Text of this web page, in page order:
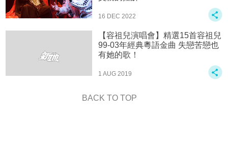
16 DEC 2022
【容祖兒演唱會】精選15首容祖兒
99-03年經典粵語金曲 失戀苦戀也
有她的歌！
1 AUG 2019
BACK TO TOP